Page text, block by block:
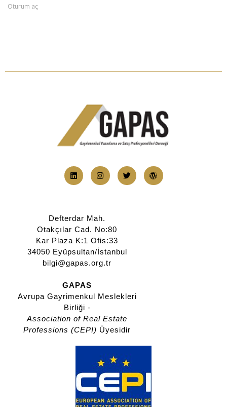
Oturum aç
Defterdar Mah.
Otakçılar Cad. No:80
Kar Plaza K:1 Ofis:33
34050 Eyüpsultan/İstanbul
bilgi@gapas.org.tr
GAPAS
Avrupa Gayrimenkul Meslekleri
Birliği -
Association of Real Estate
Professions (CEPI) Üyesidir